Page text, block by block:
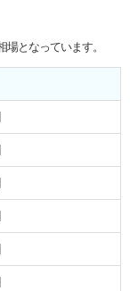
となっています。